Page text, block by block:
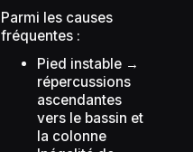
Parmi les causes
fréquentes :
Pied instable →
répercussions
ascendantes
vers le bassin et
la colonne